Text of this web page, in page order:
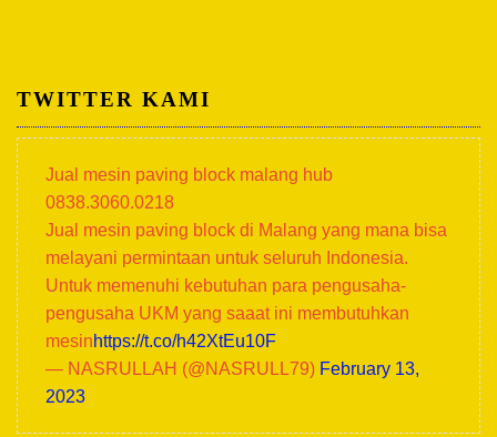
TWITTER KAMI
Jual mesin paving block malang hub
0838.3060.0218
Jual mesin paving block di Malang yang mana bisa
melayani permintaan untuk seluruh Indonesia.
Untuk memenuhi kebutuhan para pengusaha-
pengusaha UKM yang saaat ini membutuhkan
mesinhttps://t.co/h42XtEu10F
— NASRULLAH (@NASRULL79) February 13,
2023